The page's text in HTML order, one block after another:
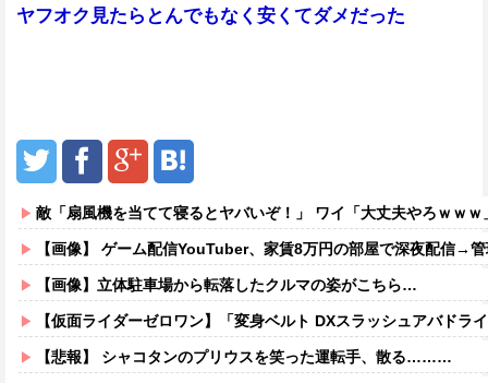
ヤフオク見たらとんでもなく安くてダメだった
敵「扇風機を当てて寝るとヤバいぞ！」 ワイ「大丈夫やろｗｗｗ
【画像】 ゲーム配信YouTuber、家賃8万円の部屋で深夜配信→管理会社
【画像】立体駐車場から転落したクルマの姿がこちら…
【仮面ライダーゼロワン】「変身ベルト DXスラッシュアバドライザー&ショットアバドライザ
【悲報】 シャコタンのプリウスを笑った運転手、散る………